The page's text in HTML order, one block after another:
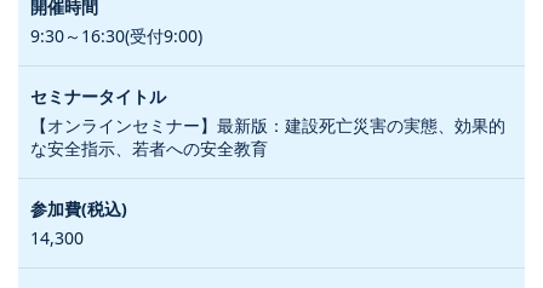
9:30～16:30(受付9:00)
【オンラインセミナー】最新版：建設死亡災害の実態、効果的
な安全指示、若者への安全教育
14,300